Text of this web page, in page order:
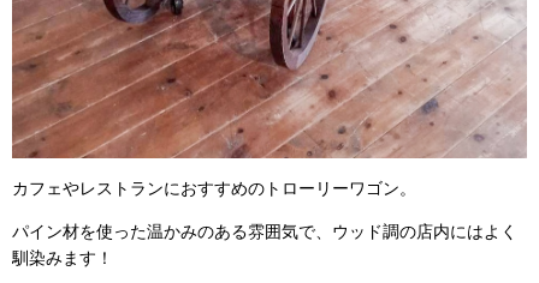
カフェやレストランにおすすめのトローリーワゴン。
パイン材を使った温かみのある雰囲気で、ウッド調の店内にはよく
馴染みます！